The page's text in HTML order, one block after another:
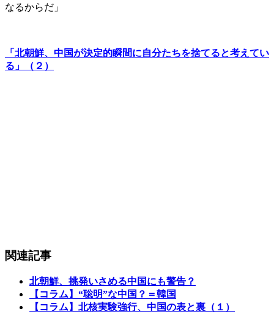
なるからだ」
「北朝鮮、中国が決定的瞬間に自分たちを捨てると考えてい
る」（２）
関連記事
北朝鮮、挑発いさめる中国にも警告？
【コラム】“聡明”な中国？＝韓国
【コラム】北核実験強行、中国の表と裏（１）